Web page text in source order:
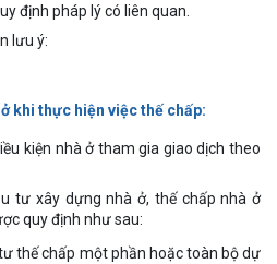
định pháp lý có liên quan.
lưu ý:
khi thực hiện việc thế chấp:
kiện nhà ở tham gia giao dịch theo
tư xây dựng nhà ở, thế chấp nhà ở
quy định như sau:
thế chấp một phần hoặc toàn bộ dự